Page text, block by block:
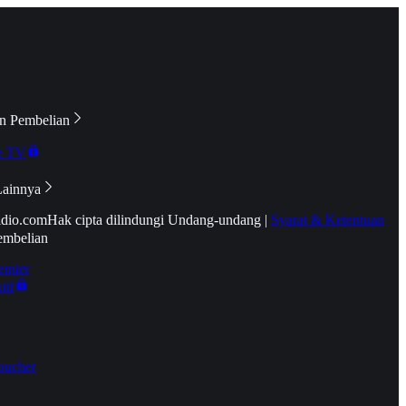
Pembelian
TV
Hak cipta dilindungi Undang-undang | Syarat & Ketentuan